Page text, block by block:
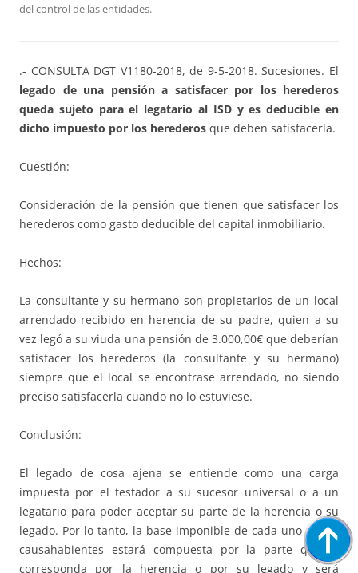
del control de las entidades.
.- CONSULTA DGT V1180-2018, de 9-5-2018. Sucesiones. El
legado de una pensión a satisfacer por los herederos
queda sujeto para el legatario al ISD y es deducible en
dicho impuesto por los herederos que deben satisfacerla.
Cuestión:
Consideración de la pensión que tienen que satisfacer los
herederos como gasto deducible del capital inmobiliario.
Hechos:
La consultante y su hermano son propietarios de un local
arrendado recibido en herencia de su padre, quien a su
vez legó a su viuda una pensión de 3.000,00€ que deberían
satisfacer los herederos (la consultante y su hermano)
siempre que el local se encontrase arrendado, no siendo
preciso satisfacerla cuando no lo estuviese.
Conclusión:
El legado de cosa ajena se entiende como una carga
impuesta por el testador a su sucesor universal o a un
legatario para poder aceptar su parte de la herencia o su
legado. Por lo tanto, la base imponible de cada uno de los
causahabientes estará compuesta por la parte que le
corresponda por la herencia o por su legado y será